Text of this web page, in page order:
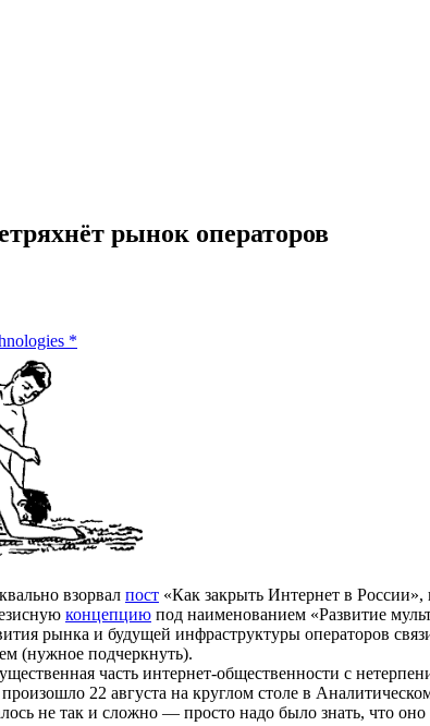
рынок операторов
*
взорвал пост «Как закрыть Интернет в
концепцию под наименованием «Развитие
рынка и будущей инфраструктуры операторов
(нужное подчеркнуть).
часть интернет-общественности с
22 августа на круглом столе в
не так и сложно — просто надо было знать, что